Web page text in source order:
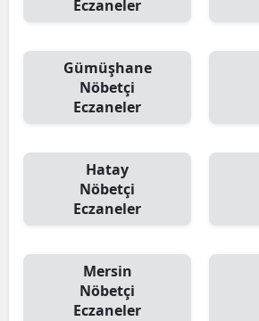
Eczaneler
Gümüşhane
Nöbetçi
Eczaneler
Hatay
Nöbetçi
Eczaneler
Mersin
Nöbetçi
Eczaneler